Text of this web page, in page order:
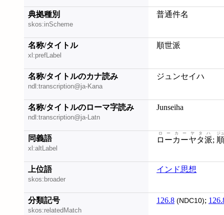
典拠種別
skos:inScheme
普通件名
名称/タイトル
xl:prefLabel
順世派
名称/タイトルのカナ読み
ndl:transcription@ja-Kana
ジュンセイハ
名称/タイトルのローマ字読み
ndl:transcription@ja-Latn
Junseiha
同義語
xl:altLabel
ローカーヤタ派
ローカーヤタハ
;
ジ
上位語
skos:broader
インド思想
分類記号
skos:relatedMatch
126.8 (NDC10);